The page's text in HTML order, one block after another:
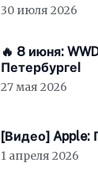
30 июля 2026
🔥 8 июня:
Петербурге!
27 мая 2026
[Видео] Apple:
1 апреля 2026